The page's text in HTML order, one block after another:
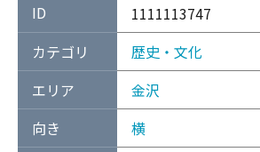
ID
1111113747
カテゴリ
歴史・文化
エリア
金沢
向き
横